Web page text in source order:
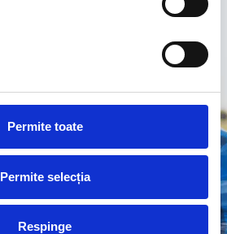
Permite toate
Permite selecția
Respinge